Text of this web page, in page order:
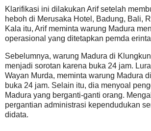
Klarifikasi ini dilakukan Arif setelah
heboh di Merusaka Hotel, Badung, Bali,
Kala itu, Arif meminta warung Madura
operasional yang ditetapkan pemda
Sebelumnya, warung Madura di
menjadi sorotan karena buka 24 jam.
Wayan Murda, meminta warung Madura
buka 24 jam. Selain itu, dia menyoal
Madura yang berganti-ganti orang.
pergantian administrasi kependudukan
didata.